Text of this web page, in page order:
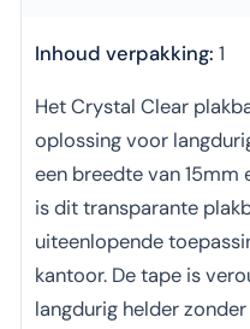
Inhoud verpakking: 1
Het Crystal Clear
oplossing voor
een breedte van 15mm
is dit transparante
uiteenlopende
kantoor. De tape is
langdurig helder